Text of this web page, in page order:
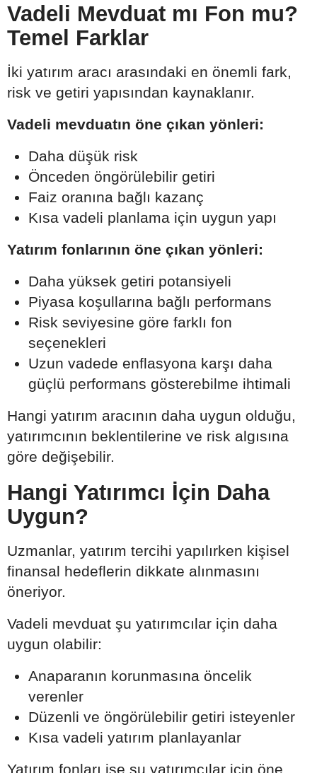
Vadeli Mevduat mı Fon mu?
Temel Farklar
İki yatırım aracı arasındaki en önemli fark,
risk ve getiri yapısından kaynaklanır.
Vadeli mevduatın öne çıkan yönleri:
Daha düşük risk
Önceden öngörülebilir getiri
Faiz oranına bağlı kazanç
Kısa vadeli planlama için uygun yapı
Yatırım fonlarının öne çıkan yönleri:
Daha yüksek getiri potansiyeli
Piyasa koşullarına bağlı performans
Risk seviyesine göre farklı fon
seçenekleri
Uzun vadede enflasyona karşı daha
güçlü performans gösterebilme ihtimali
Hangi yatırım aracının daha uygun olduğu,
yatırımcının beklentilerine ve risk algısına
göre değişebilir.
Hangi Yatırımcı İçin Daha
Uygun?
Uzmanlar, yatırım tercihi yapılırken kişisel
finansal hedeflerin dikkate alınmasını
öneriyor.
Vadeli mevduat şu yatırımcılar için daha
uygun olabilir:
Anaparanın korunmasına öncelik
verenler
Düzenli ve öngörülebilir getiri isteyenler
Kısa vadeli yatırım planlayanlar
Yatırım fonları ise şu yatırımcılar için öne